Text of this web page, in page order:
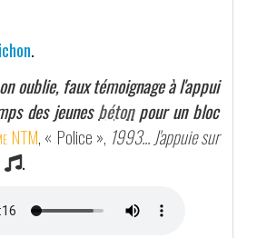
.
oublie, faux témoignage à l'appui
des jeunesbétonpour un bloc
NTM, « Police », 1993... J'appuie sur
.